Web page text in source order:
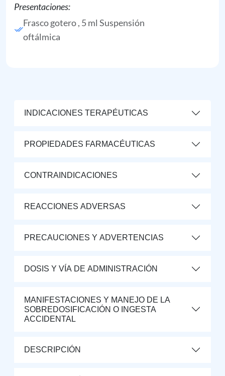
Presentaciones:
Frasco gotero , 5 ml Suspensión
oftálmica
INDICACIONES TERAPÉUTICAS
PROPIEDADES FARMACÉUTICAS
CONTRAINDICACIONES
REACCIONES ADVERSAS
PRECAUCIONES Y ADVERTENCIAS
DOSIS Y VÍA DE ADMINISTRACIÓN
MANIFESTACIONES Y MANEJO DE LA
SOBREDOSIFICACIÓN O INGESTA
ACCIDENTAL
DESCRIPCIÓN